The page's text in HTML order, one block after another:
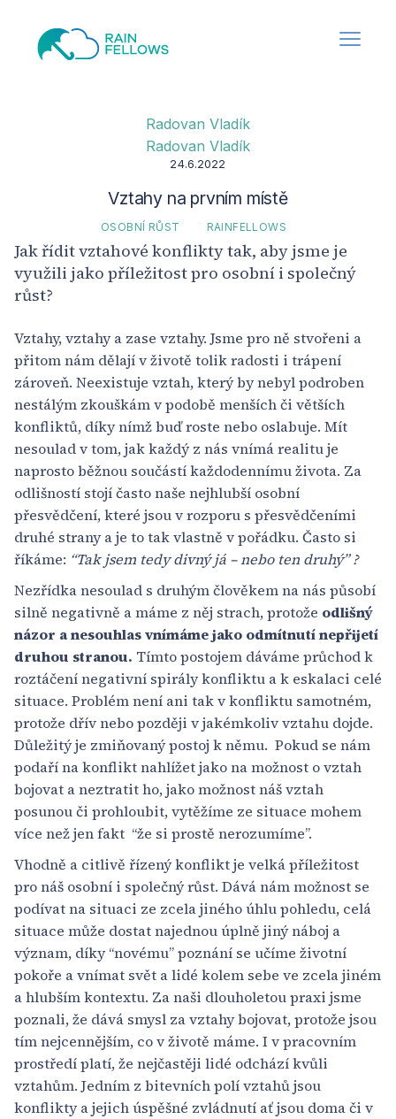
Radovan Vladík
Radovan Vladík
24.6.2022
Vztahy na prvním místě
OSOBNÍ RŮST RAINFELLOWS
Jak řídit vztahové konflikty tak, aby jsme je
využili jako příležitost pro osobní i společný
růst?
Vztahy, vztahy a zase vztahy. Jsme pro ně stvořeni a
přitom nám dělají v životě tolik radosti i trápení
zároveň. Neexistuje vztah, který by nebyl podroben
nestálým zkouškám v podobě menších či větších
konfliktů, díky nímž buď roste nebo oslabuje. Mít
nesoulad v tom, jak každý z nás vnímá realitu je
naprosto běžnou součástí každodennímu života. Za
odlišností stojí často naše nejhlubší osobní
přesvědčení, které jsou v rozporu s přesvědčeními
druhé strany a je to tak vlastně v pořádku. Často si
říkáme: “Tak jsem tedy divný já – nebo ten druhý” ?
Nezřídka nesoulad s druhým člověkem na nás působí
silně negativně a máme z něj strach, protože odlišný
názor a nesouhlas vnímáme jako odmítnutí nepřijetí
druhou stranou. Tímto postojem dáváme průchod k
roztáčení negativní spirály konfliktu a k eskalaci celé
situace. Problém není ani tak v konfliktu samotném,
protože dřív nebo později v jakémkoliv vztahu dojde.
Důležitý je zmiňovaný postoj k němu. Pokud se nám
podaří na konflikt nahlížet jako na možnost o vztah
bojovat a neztratit ho, jako možnost náš vztah
posunou či prohloubit, vytěžíme ze situace mohem
více než jen fakt “že si prostě nerozumíme”.
Vhodně a citlivě řízený konflikt je velká příležitost
pro náš osobní i společný růst. Dává nám možnost se
podívat na situaci ze zcela jiného úhlu pohledu, celá
situace může dostat najednou úplně jiný náboj a
význam, díky “novému” poznání se učíme životní
pokoře a vnímat svět a lidé kolem sebe ve zcela jiném
a hlubším kontextu. Za naši dlouholetou praxi jsme
poznali, že dává smysl za vztahy bojovat, protože jsou
tím nejcennějším, co v životě máme. I v pracovním
prostředí platí, že nejčastěji lidé odchází kvůli
vztahům. Jedním z bitevních polí vztahů jsou
konflikty a jejich úspěšné zvládnutí ať jsou doma či v